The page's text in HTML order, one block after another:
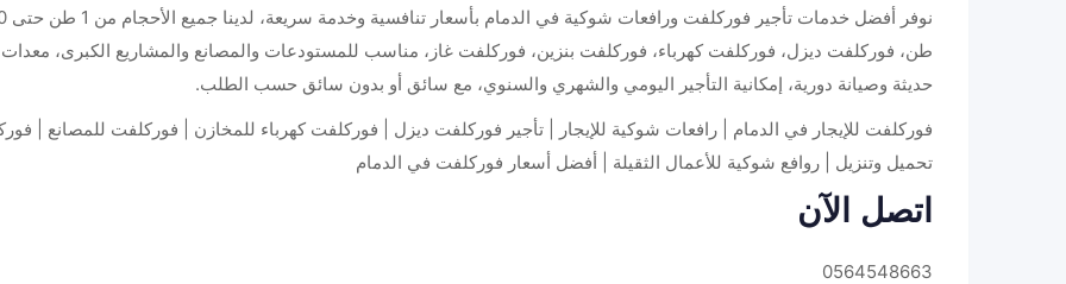
نوفر أفضل خدمات تأجير
طن، فوركلفت ديزل، فوركلفت كهرباء، فوركلفت بنزين، فوركلفت غاز، مناسب للمستودعات والمصانع والمشاريع الكبرى، معدات
حديثة وصيانة دورية، إمكانية التأجير اليومي والشهري والسنوي، مع سائق أو بدون سائق حسب الطلب.
فوركلفت للإيجار في الدمام | رافعات شوكية للإيجار | تأجير فوركلفت ديزل | فوركلفت كهرباء للمخازن | فوركلفت للمصانع |
تحميل وتنزيل | روافع شوكية للأعمال الثقيلة | أفضل أسعار فوركلفت في الدمام
اتصل الآن
0564548663